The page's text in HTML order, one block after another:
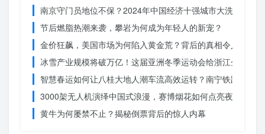
南京守门员地位不保？2024年中国经济十强城市大洗牌
节后燃脂热潮来袭，攀岩为何成为年轻人的新宠？
金价狂飙，美国市场为何陷入黄金荒？背后的真相令人
冰雪产业规模将破万亿！这届亚洲冬季运动会给浙江企业带
智慧春运如何让八桂大地人潮车流高效运转？南宁铁路枢纽
3000架无人机演绎中国式浪漫，赛博烟花如何点亮夜空？
黄牛为何屡禁不止？揭秘倒票背后的惊人内幕